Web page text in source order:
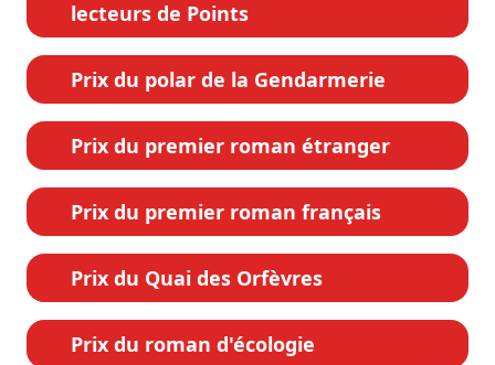
lecteurs de Points
Prix du polar de la Gendarmerie
Prix du premier roman étranger
Prix du premier roman français
Prix du Quai des Orfèvres
Prix du roman d'écologie